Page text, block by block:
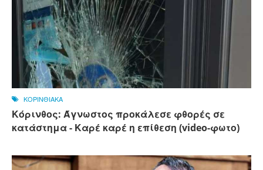
ΚΟΡΙΝΘΙΑΚΑ
Κόρινθος: Άγνωστος προκάλεσε φθορές σε
κατάστημα - Καρέ καρέ η επίθεση (video-φωτο)